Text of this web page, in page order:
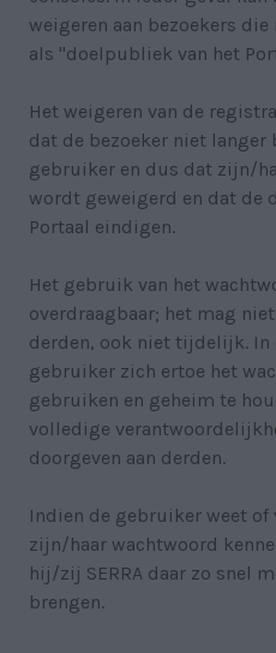
weigeren aan bezoekers
als "doelpubliek van het
Het weigeren van de
dat de bezoeker niet
gebruiker en dus dat zijn/
wordt geweigerd en dat de
Portaal eindigen.
Het gebruik van het
overdraagbaar; het mag
derden, ook niet tijdelijk.
gebruiker zich ertoe het
gebruiken en geheim te
volledige
doorgeven aan derden.
Indien de gebruiker weet
zijn/haar wachtwoord
hij/zij SERRA daar zo snel
brengen.